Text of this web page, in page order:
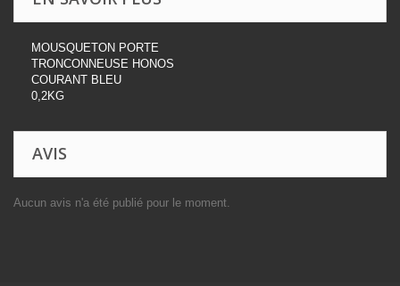
MOUSQUETON PORTE
TRONCONNEUSE HONOS
COURANT BLEU
0,2KG
AVIS
Aucun avis n'a été publié pour le moment.